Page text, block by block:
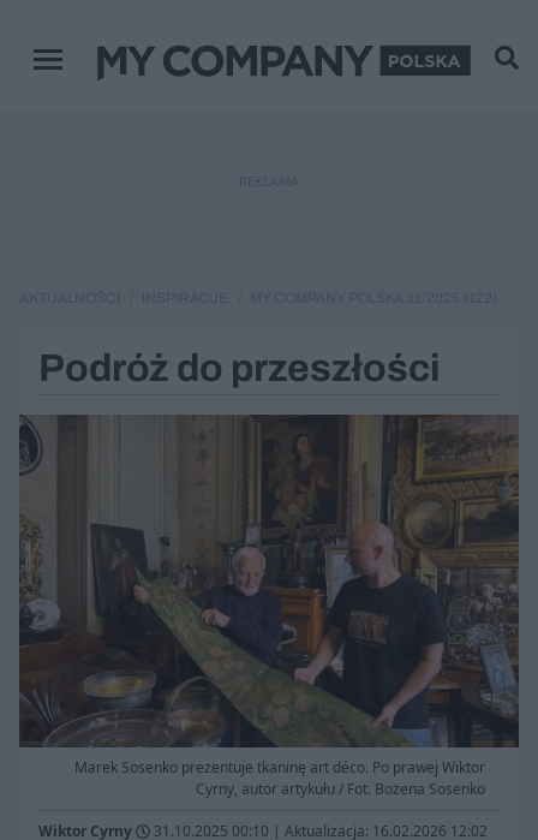
Menu główne
Podróż do przeszłości
Marek Sosenko prezentuje tkaninę art déco. Po prawej Wiktor
Cyrny, autor artykułu / Fot. Bożena Sosenko
Wiktor Cyrny 31.10.2025 00:10 | Aktualizacja: 16.02.2026 12:02